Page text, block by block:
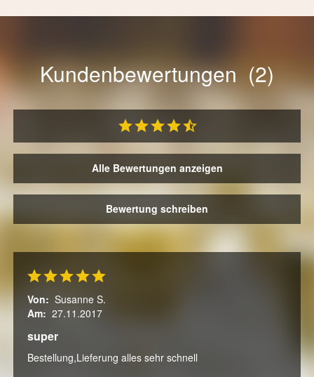
Kundenbewertungen (2)
Alle Bewertungen anzeigen
Bewertung schreiben
Von: Susanne S.
Am: 27.11.2017
super
Bestellung,Lieferung alles sehr schnell